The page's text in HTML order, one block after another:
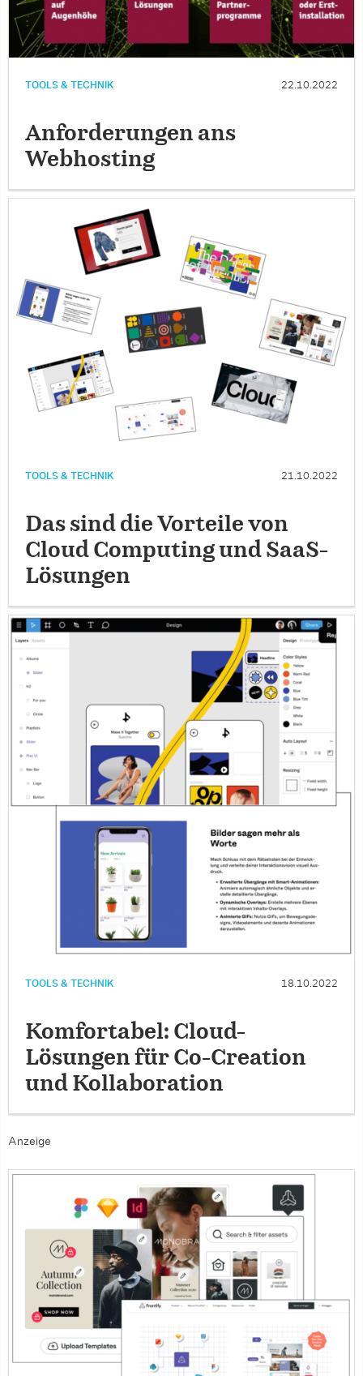
TOOLS & TECHNIK 22.10.2022
Anforderungen ans
Webhosting
TOOLS & TECHNIK 21.10.2022
Das sind die Vorteile von
Cloud Computing und SaaS-
Lösungen
TOOLS & TECHNIK 18.10.2022
Komfortabel: Cloud-
Lösungen für Co-Creation
und Kollaboration
Anzeige